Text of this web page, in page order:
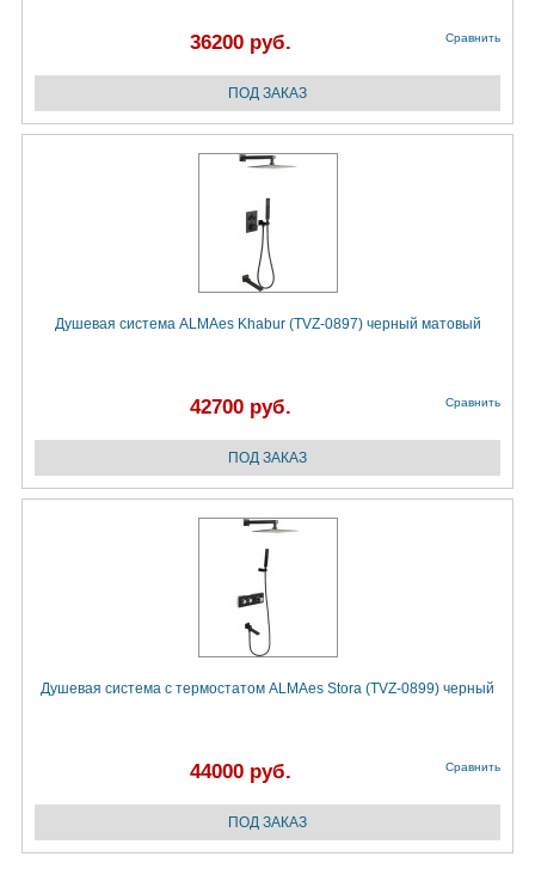
36200 руб. Сравнить
Душевая система ALMAes Khabur (TVZ-0897) черный матовый
42700 руб. Сравнить
Душевая система с термостатом ALMAes Stora (TVZ-0899) черный
44000 руб. Сравнить